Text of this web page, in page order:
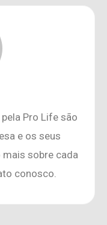
Pro Life são
e os seus
sobre cada
conosco.